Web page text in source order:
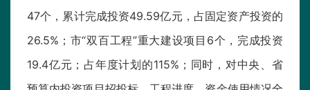
47个，累计完成投资49.59亿元，占固定资产投资的
26.5%；市“双百工程”重大建设项目6个，完成投资
19.4亿元；占年度计划的115%；同时，对中央、省